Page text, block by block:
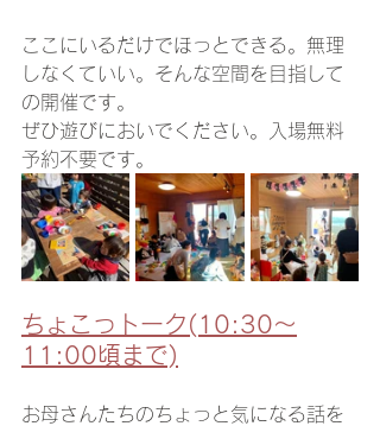
ここにいるだけでほっとできる。無理
しなくていい。そんな空間を目指して
の開催です。
ぜひ遊びにおいでください。入場無料
予約不要です。
ちょこっトーク(10:30～
11:00頃まで)
お母さんたちのちょっと気になる話を